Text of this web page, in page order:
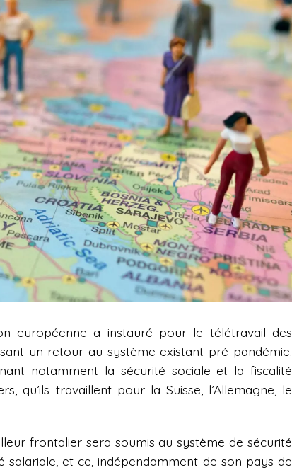
européenne a instauré pour le télétravail des
un retour au système existant pré-pandémie.
notamment la sécurité sociale et la fiscalité
qu’ils travaillent pour la Suisse, l’Allemagne, le
frontalier sera soumis au système de sécurité
et ce, indépendamment de son pays de